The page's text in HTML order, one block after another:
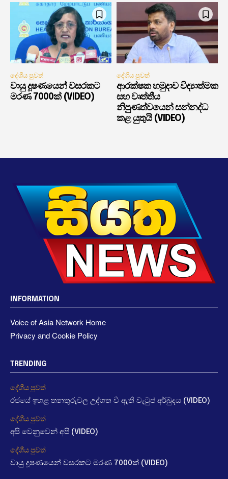
දේශීය පුවත්
වායු දූෂණයෙන් වසරකට
මරණ 7000ක් (VIDEO)
දේශීය පුවත්
ආරක්ෂක හමුදාව විද්‍යාත්මක
සහ වෘත්තීය
නිපුණත්වයෙන් සන්නද්ධ
කළ යුතුයි (VIDEO)
INFORMATION
Voice of Asia Network Home
Privacy and Cookie Policy
TRENDING
දේශීය පුවත්
රජයේ ඉහළ තනතුරුවල උද්ගත වී ඇති වැටුප් අර්බුදය (VIDEO)
දේශීය පුවත්
අපි වෙනුවෙන් අපි (VIDEO)
දේශීය පුවත්
වායු දූෂණයෙන් වසරකට මරණ 7000ක් (VIDEO)